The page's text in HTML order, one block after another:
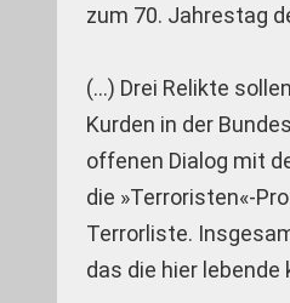
zum 70. Jahrestag
(…) Drei Relikte
Kurden in der
offenen Dialog mit
die »Terroristen«-
Terrorliste.
das die hier